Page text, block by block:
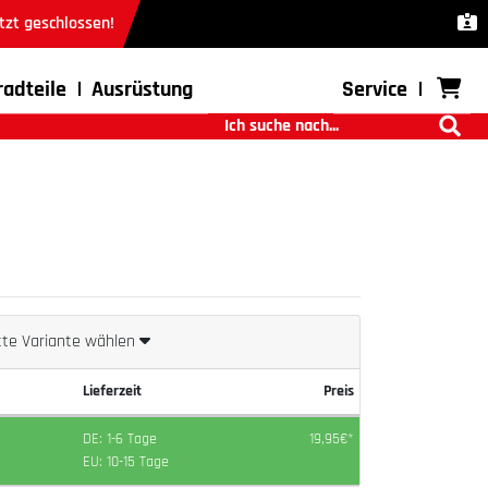
geschlossen!
Ausrüstung Service
Variante wählen
Lieferzeit Preis
DE: 1-6 Tage
EU: 10-15 Tage
19,95€*